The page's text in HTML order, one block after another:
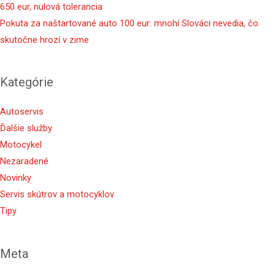
650 eur, nulová tolerancia
Pokuta za naštartované auto 100 eur: mnohí Slováci nevedia, čo
skutočne hrozí v zime
Kategórie
Autoservis
Ďalšie služby
Motocykel
Nezaradené
Novinky
Servis skútrov a motocyklov
Tipy
Meta